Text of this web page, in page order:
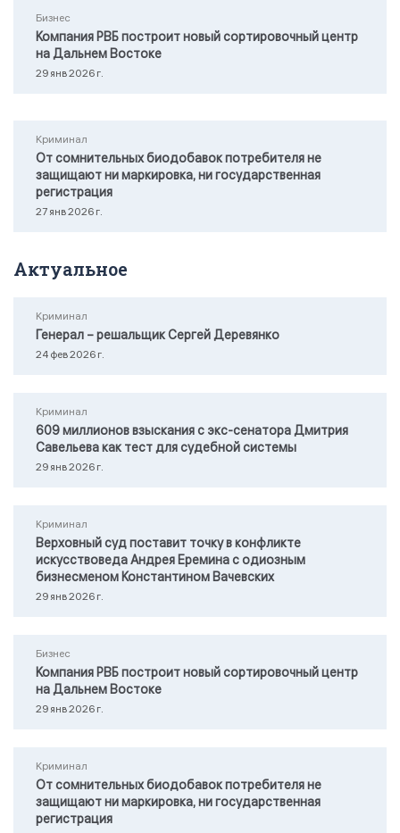
Бизнес
Компания РВБ построит новый сортировочный центр
на Дальнем Востоке
29 янв 2026 г.
Криминал
От сомнительных биодобавок потребителя не
защищают ни маркировка, ни государственная
регистрация
27 янв 2026 г.
Актуальное
Криминал
Генерал – решальщик Сергей Деревянко
24 фев 2026 г.
Криминал
609 миллионов взыскания с экс-сенатора Дмитрия
Савельева как тест для судебной системы
29 янв 2026 г.
Криминал
Верховный суд поставит точку в конфликте
искусствоведа Андрея Еремина с одиозным
бизнесменом Константином Вачевских
29 янв 2026 г.
Бизнес
Компания РВБ построит новый сортировочный центр
на Дальнем Востоке
29 янв 2026 г.
Криминал
От сомнительных биодобавок потребителя не
защищают ни маркировка, ни государственная
регистрация